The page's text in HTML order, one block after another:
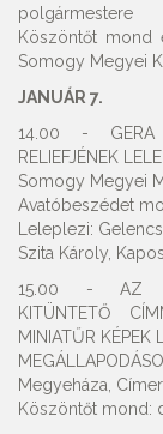
polgármestere
Köszöntőt mond
Somogy Megyei
JANUÁR 7.
14.00 - GERA
RELIEFJÉNEK
Somogy Megyei
Avatóbeszédet
Leleplezi:
Szita Károly,
15.00 - AZ
KITÜNTETŐ
MINIATŰR KÉPEK
Megyeháza,
Köszöntőt mond: